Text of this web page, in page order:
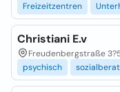
Freizeitzentren
Christiani E.v
Freudenbergstraße
psychisch